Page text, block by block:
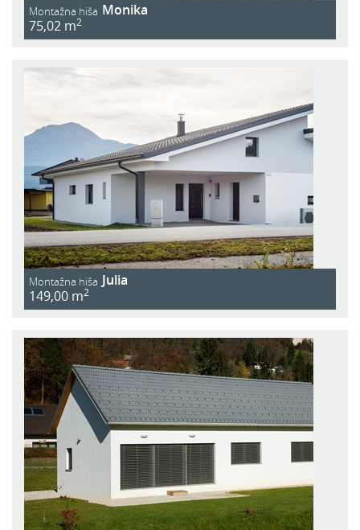
Montažna hiša Monika
75,02 m2
Montažna hiša Julia
149,00 m2